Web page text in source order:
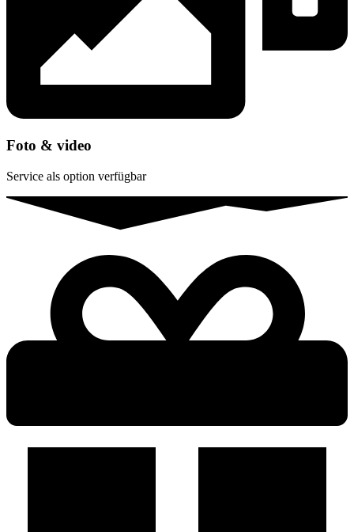
Foto & video
Service als option verfügbar